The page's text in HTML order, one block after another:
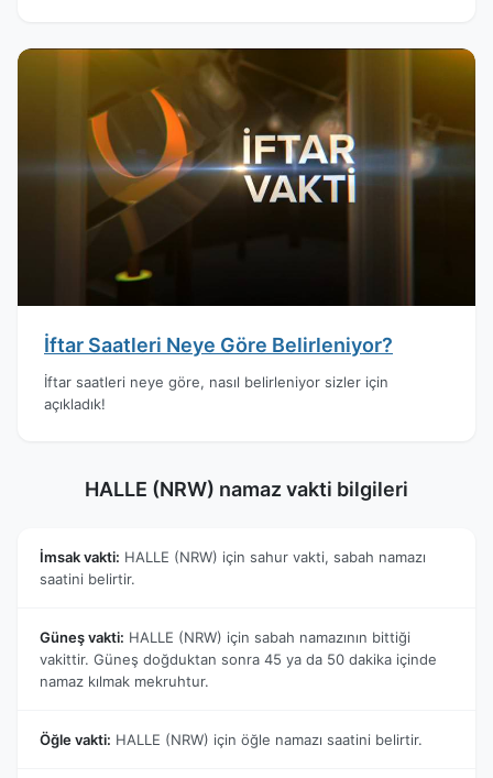
İftar Saatleri Neye Göre Belirleniyor?
İftar saatleri neye göre, nasıl belirleniyor sizler için
açıkladık!
HALLE (NRW) namaz vakti bilgileri
İmsak vakti: HALLE (NRW) için sahur vakti, sabah namazı
saatini belirtir.
Güneş vakti: HALLE (NRW) için sabah namazının bittiği
vakittir. Güneş doğduktan sonra 45 ya da 50 dakika içinde
namaz kılmak mekruhtur.
Öğle vakti: HALLE (NRW) için öğle namazı saatini belirtir.